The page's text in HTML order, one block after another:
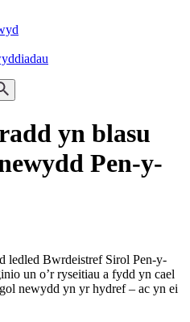
yn blasu
Pen-y-
ledled Bwrdeistref Sirol Pen-y-
un o’r ryseitiau a fydd yn cael
newydd yn yr hydref – ac yn ei